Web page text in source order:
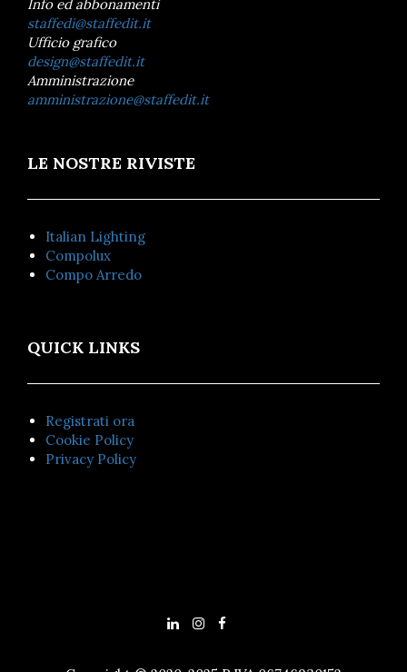
Info ed abbonamenti
staffedi@staffedit.it
Ufficio grafico
design@staffedit.it
Amministrazione
amministrazione@staffedit.it
LE NOSTRE RIVISTE
Italian Lighting
Compolux
Compo Arredo
QUICK LINKS
Registrati ora
Cookie Policy
Privacy Policy